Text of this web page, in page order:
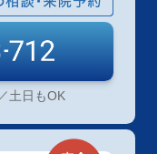
土日もOK